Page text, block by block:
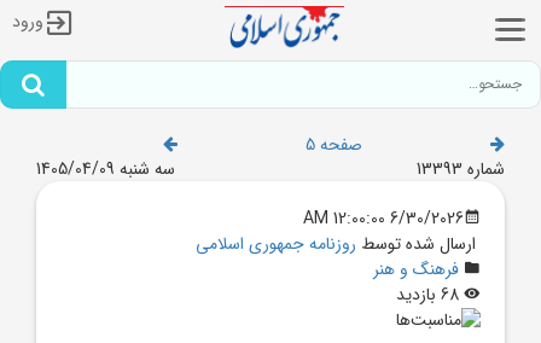
ورود
صفحه 5
شماره 13393
سه شنبه 1405/04/09
6/30/2026 12:00:00 AM
ارسال شده توسط روزنامه جمهوری اسلامی
فرهنگ و هنر